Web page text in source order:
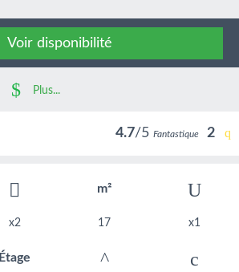
Voir disponibilité
Plus...
4.7/5 Fantastique 2
m²
x2 17 x1
Étage